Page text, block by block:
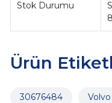
Stok Durumu
Ürün
30676484